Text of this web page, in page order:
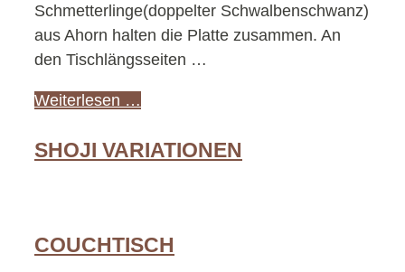
Schmetterlinge(doppelter Schwalbenschwanz)
aus Ahorn halten die Platte zusammen. An
den Tischlängsseiten …
Weiterlesen …
SHOJI VARIATIONEN
COUCHTISCH